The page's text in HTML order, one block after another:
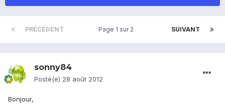
PRÉCÉDENT SUIVANT
Page 1 sur 2
sonny84
Posté(e) 28 août 2012
Bonjour,